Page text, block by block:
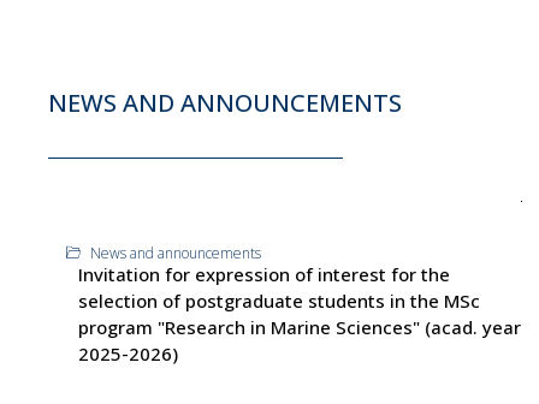
NEWS AND ANNOUNCEMENTS
News and announcements
Invitation for expression of interest for the
selection of postgraduate students in the MSc
program "Research in Marine Sciences" (acad. year
2025-2026)